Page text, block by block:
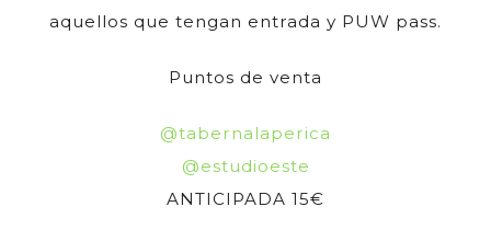
aquellos que tengan entrada y PUW pass.
Puntos de venta
@tabernalaperica
@estudioeste
ANTICIPADA 15€